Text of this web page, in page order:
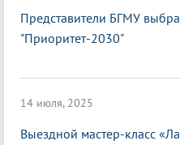
Представители БГМУ
"Приоритет-2030"
14 июля, 2025
Выездной мастер-класс